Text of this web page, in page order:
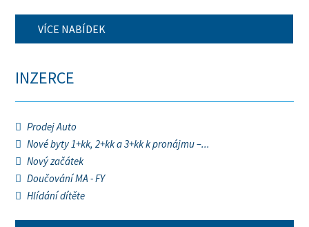
VÍCE NABÍDEK
INZERCE
Prodej Auto
Nové byty 1+kk, 2+kk a 3+kk k pronájmu –...
Nový začátek
Doučování MA - FY
Hlídání dítěte